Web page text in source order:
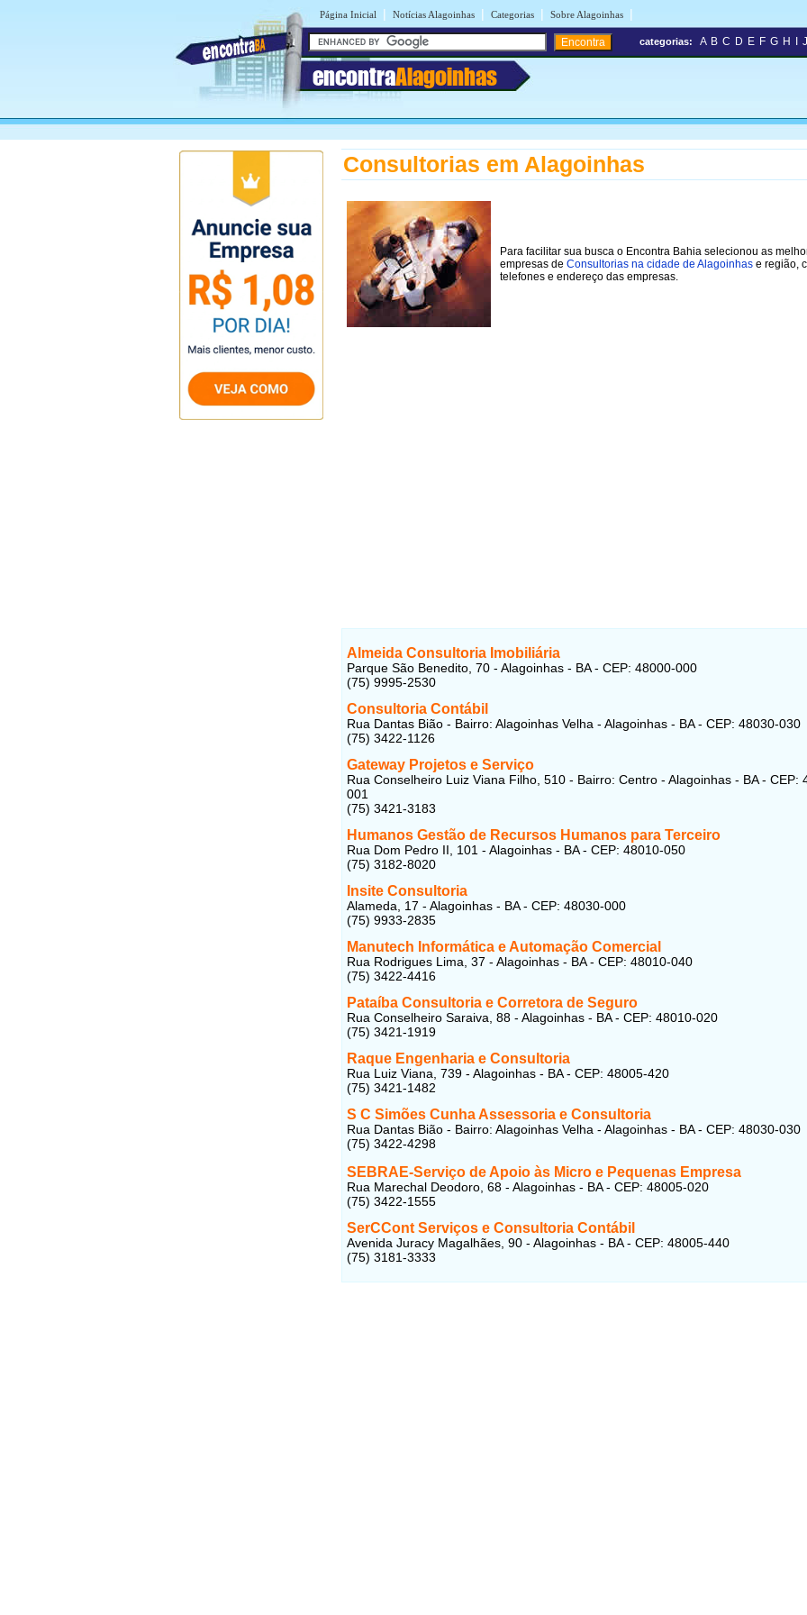
Página Inicial | Notícias Alagoinhas | Categorias | Sobre Alagoinhas |
encontraAlagoinhas
categorias: A B C D E F G H J
Consultorias em Alagoinhas
Para facilitar sua busca o Encontra Bahia selecionou as
empresas de Consultorias na cidade de Alagoinhas e região,
telefones e endereço das empresas.
Almeida Consultoria Imobiliária
Parque São Benedito, 70 - Alagoinhas - BA - CEP: 48000-000
(75) 9995-2530
Consultoria Contábil
Rua Dantas Bião - Bairro: Alagoinhas Velha - Alagoinhas - BA - CEP: 48030-030
(75) 3422-1126
Gateway Projetos e Serviço
Rua Conselheiro Luiz Viana Filho, 510 - Bairro: Centro - Alagoinhas - BA - CEP:
001
(75) 3421-3183
Humanos Gestão de Recursos Humanos para Terceiro
Rua Dom Pedro II, 101 - Alagoinhas - BA - CEP: 48010-050
(75) 3182-8020
Insite Consultoria
Alameda, 17 - Alagoinhas - BA - CEP: 48030-000
(75) 9933-2835
Manutech Informática e Automação Comercial
Rua Rodrigues Lima, 37 - Alagoinhas - BA - CEP: 48010-040
(75) 3422-4416
Pataíba Consultoria e Corretora de Seguro
Rua Conselheiro Saraiva, 88 - Alagoinhas - BA - CEP: 48010-020
(75) 3421-1919
Raque Engenharia e Consultoria
Rua Luiz Viana, 739 - Alagoinhas - BA - CEP: 48005-420
(75) 3421-1482
S C Simões Cunha Assessoria e Consultoria
Rua Dantas Bião - Bairro: Alagoinhas Velha - Alagoinhas - BA - CEP: 48030-030
(75) 3422-4298
SEBRAE-Serviço de Apoio às Micro e Pequenas Empresa
Rua Marechal Deodoro, 68 - Alagoinhas - BA - CEP: 48005-020
(75) 3422-1555
SerCCont Serviços e Consultoria Contábil
Avenida Juracy Magalhães, 90 - Alagoinhas - BA - CEP: 48005-440
(75) 3181-3333